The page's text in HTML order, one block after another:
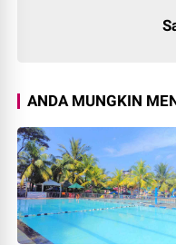
ANDA MUNGKIN